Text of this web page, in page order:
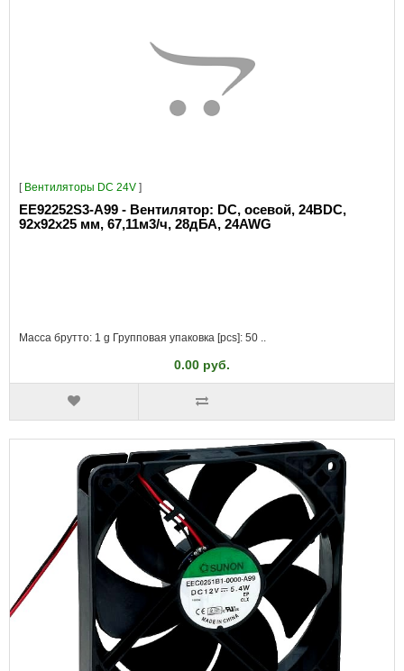
[ Вентиляторы DC 24V ]
EE92252S3-A99 - Вентилятор: DC, осевой, 24ВDC,
92x92x25 мм, 67,11м3/ч, 28дБА, 24AWG
Масса брутто: 1 g Групповая упаковка [pcs]: 50 ..
0.00 руб.